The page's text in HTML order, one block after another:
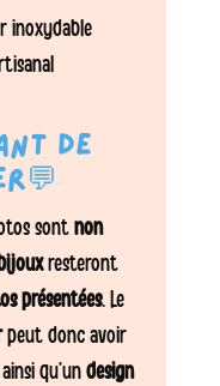
inoxydable
de
sontnon
resteront
présentées. Le
peut donc avoir
ainsi qu’undesign